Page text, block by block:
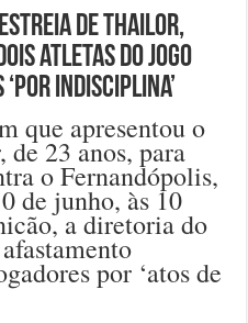
estreia de Thailor,
atletas do jogo
indisciplina’
que apresentou o
23 anos, para
o Fernandópolis,
de junho, às 10
a diretoria do
por ‘atos de